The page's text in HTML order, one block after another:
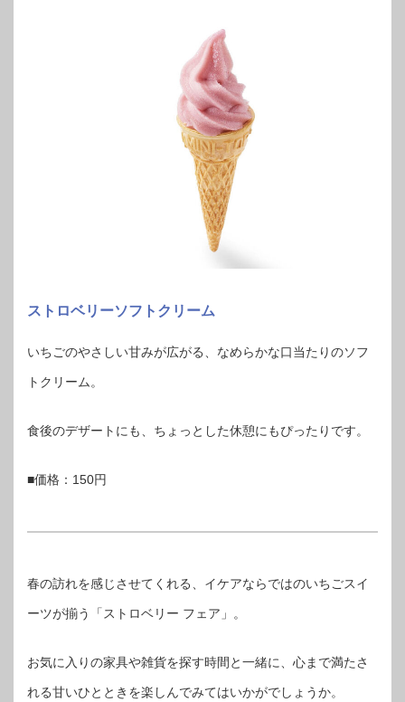
ストロベリーソフトクリーム
いちごのやさしい甘みが広がる、なめらかな口当たりのソフ
トクリーム。
食後のデザートにも、ちょっとした休憩にもぴったりです。
■価格：150円
春の訪れを感じさせてくれる、イケアならではのいちごスイ
ーツが揃う「ストロベリー フェア」。
お気に入りの家具や雑貨を探す時間と一緒に、心まで満たさ
れる甘いひとときを楽しんでみてはいかがでしょうか。